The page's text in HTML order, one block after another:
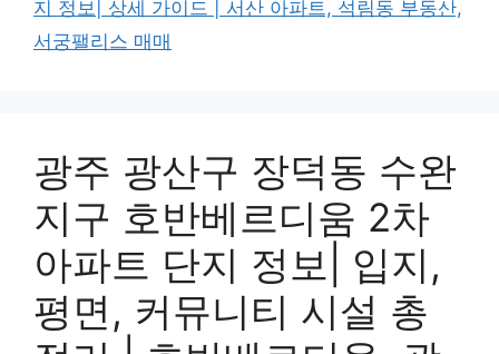
지 정보| 상세 가이드 | 서산 아파트, 석림동 부동산,
서궁팰리스 매매
광주 광산구 장덕동 수완
지구 호반베르디움 2차
아파트 단지 정보| 입지,
평면, 커뮤니티 시설 총